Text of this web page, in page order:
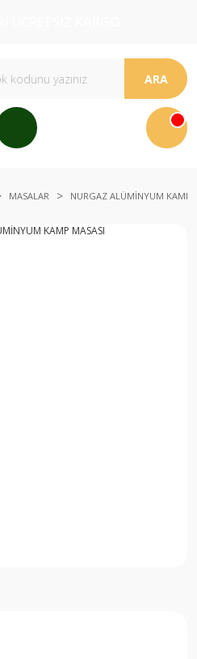
ARA
MASALAR NURGAZ ALÜMİNYUM KAMP